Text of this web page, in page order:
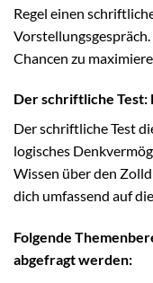
Regel einen
Chancen zu
Der schriftliche Test:
Der schriftliche Test
logisches
Wissen über den
dich umfassend auf
Folgende
abgefragt werden: